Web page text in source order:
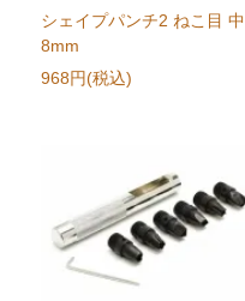
シェイプパンチ2 ねこ目 中
8mm
968円(税込)